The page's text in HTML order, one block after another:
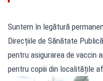
Suntem în legătură
Direcțiile de Sănătate
pentru asigurarea de vaccin
pentru copiii din localitățile